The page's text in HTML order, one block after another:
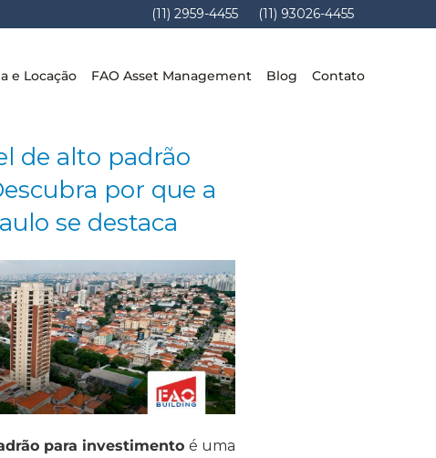
(11) 2959-4455 (11) 93026-4455
e Locação FAO Asset Management Blog Contato
de alto padrão
por que a
se destaca
para investimento é uma